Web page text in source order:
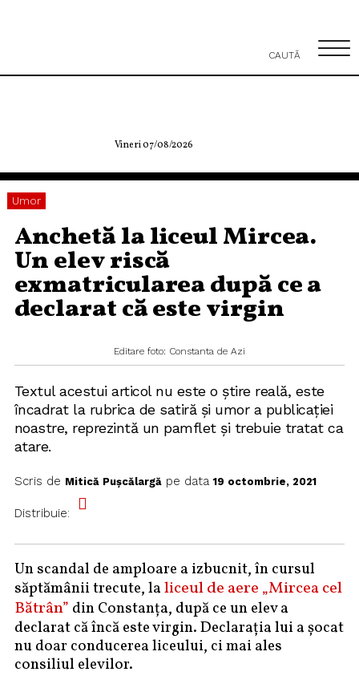
Vineri 07/08/2026
CAUTĂ
Umor
Anchetă la liceul Mircea.
Un elev riscă
exmatricularea după ce a
declarat că este virgin
Editare foto: Constanta de Azi
Textul acestui articol nu este o știre reală, este
încadrat la rubrica de satiră și umor a publicației
noastre, reprezintă un pamflet și trebuie tratat ca
atare.
Scris de Mitică Pușcălargăpe data19 octombrie, 2021
Distribuie:
Un scandal de amploare a izbucnit, în cursul
săptămânii trecute, laliceul de aere „Mircea cel
Bătrân” din Constanța, după ce un elev a
declarat că încă este virgin. Declarația lui a șocat
nu doar conducerea liceului, ci mai ales
consiliul elevilor.